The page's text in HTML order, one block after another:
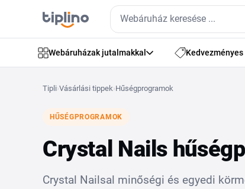
Webáruházak jutalmakkal
Tipli›Vásárlási tippek›Hűségprogramok
HŰSÉGPROGRAMOK
Crystal Nails
Crystal Nailsal minőségi és egyedi